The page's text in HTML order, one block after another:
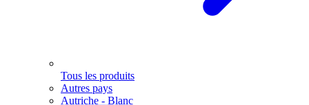
Tous les produits
Autres pays
Autriche - Blanc